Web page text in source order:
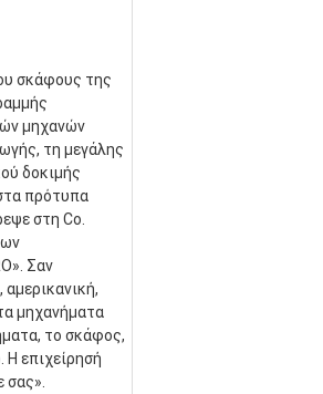
σκάφους της
μηχανών
τη μεγάλης
δοκιμής
πρότυπα
στη Co.
Σαν
μηχανήματα
το σκάφος,
επιχείρησή
σας».